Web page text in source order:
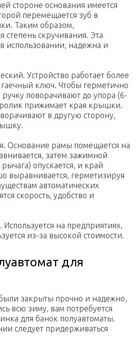
стороне основания имеется
перемещается зуб в
Таким образом,
степень скручивания. Эта
использовании, надежна и
Устройство работает более
ключ. Чтобы герметично
ручку поворачивают до упора (6-
прижимает края крышки.
в другую сторону,
Основание рамы помещается на
затем зажимной
опускается, и край
выравнивается, герметизируя
автоматических
скорость, удобство и
Используется на предприятиях,
из-за высокой стоимости.
для
закрыты прочно и надежно,
всю зиму, вам потребуется
для банок полуавтоматы.
следует придерживаться